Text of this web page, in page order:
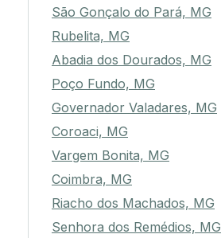
São Gonçalo do Pará, MG
Rubelita, MG
Abadia dos Dourados, MG
Poço Fundo, MG
Governador Valadares, MG
Coroaci, MG
Vargem Bonita, MG
Coimbra, MG
Riacho dos Machados, MG
Senhora dos Remédios, MG